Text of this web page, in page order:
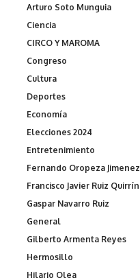
Arturo Soto Munguia
Ciencia
CIRCO Y MAROMA
Congreso
Cultura
Deportes
Economía
Elecciones 2024
Entretenimiento
Fernando Oropeza Jimenez
Francisco Javier Ruiz Quirrín
Gaspar Navarro Ruiz
General
Gilberto Armenta Reyes
Hermosillo
Hilario Olea